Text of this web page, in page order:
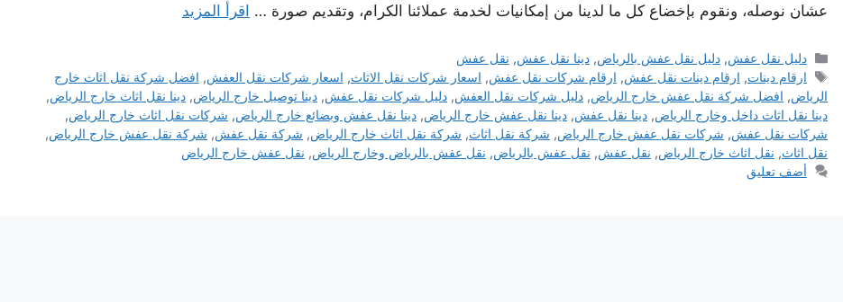
عشان نوصله، ونقوم بإخضاع كل ما لدينا من إمكانيات لخدمة عملائنا الكرام، وتقديم صورة … اقرأ المزيد
التصنيفات
دليل نقل عفش,دليل نقل عفش بالرياض,دينا نقل عفش, نقل عفش
الوسوم
ارقام دينات, ارقام دينات نقل عفش, ارقام شركات نقل عفش, اسعار شركات نقل الاثاث, اسعار شركات نقل العفش, افضل شركة نقل اثاث خارج
الرياض, افضل شركة نقل عفش خارج الرياض, دليل شركات نقل العفش, دليل شركات نقل عفش, دينا توصيل خارج الرياض, دينا نقل اثاث خارج الرياض,
دينا نقل اثاث داخل وخارج الرياض, دينا نقل عفش, دينا نقل عفش خارج الرياض, دينا نقل عفش وبضائع خارج الرياض, شركات نقل اثاث خارج الرياض,
شركات نقل عفش, شركات نقل عفش خارج الرياض, شركة نقل اثاث, شركة نقل اثاث خارج الرياض, شركة نقل عفش, شركة نقل عفش خارج الرياض,
نقل اثاث, نقل اثاث خارج الرياض, نقل عفش, نقل عفش بالرياض, نقل عفش بالرياض وخارج الرياض, نقل عفش خارج الرياض
أضف تعليق